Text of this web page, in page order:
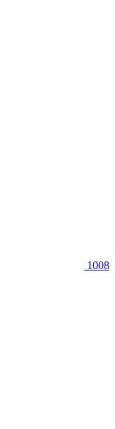
1008